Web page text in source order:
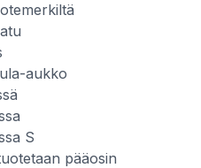
aukko
S
pääosin